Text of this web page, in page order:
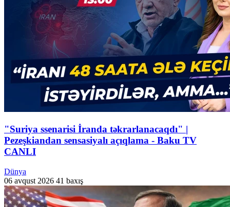
"Suriya ssenarisi İranda təkrarlanacaqdı" |
Pezeşkiandan sensasiyalı açıqlama - Baku TV
CANLI
Dünya
06 avqust 2026 41 baxış